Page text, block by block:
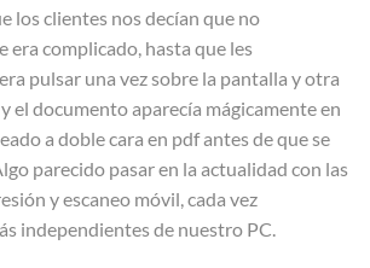
los clientes nos decían que no
era complicado, hasta que les
pulsar una vez sobre la pantalla y otra
el documento aparecía mágicamente en
a doble cara en pdf antes de que se
parecido pasar en la actualidad con las
y escaneo móvil, cada vez
independientes de nuestro PC.